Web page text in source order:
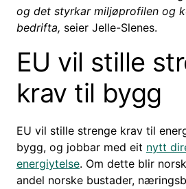
og det styrkar miljøprofilen og
bedrifta, seier Jelle-Slenes.
EU vil stille
krav til bygg
EU vil stille strenge krav til
bygg, og jobbar med eit nytt
energiytelse. Om dette blir
andel norske bustader,